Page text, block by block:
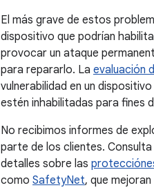
El más grave de estos
dispositivo que podrían
provocar un ataque
para repararlo. La evaluación
vulnerabilidad en un
estén inhabilitadas para fines
No recibimos informes de
parte de los clientes.
detalles sobre las
como SafetyNet, que